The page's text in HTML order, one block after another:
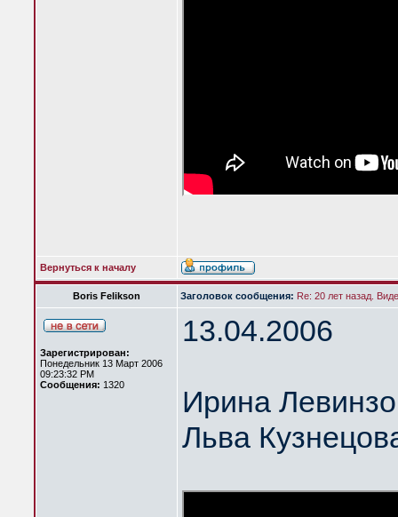
Вернуться к началу
Boris Felikson Заголовок сообщения: Re: 20 лет назад.
Зарегистрирован:
Понедельник 13 Март 2006
09:23:32 PM
Сообщения: 1320
13.04.2006
Ирина
Льва